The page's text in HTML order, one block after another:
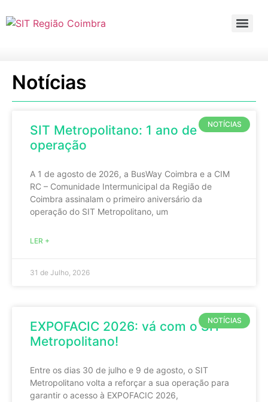
Notícias
NOTÍCIAS
SIT Metropolitano: 1 ano de
operação
A 1 de agosto de 2026, a BusWay Coimbra e a CIM
RC – Comunidade Intermunicipal da Região de
Coimbra assinalam o primeiro aniversário da
operação do SIT Metropolitano, um
LER +
31 de Julho, 2026
NOTÍCIAS
EXPOFACIC 2026: vá com o SIT
Metropolitano!
Entre os dias 30 de julho e 9 de agosto, o SIT
Metropolitano volta a reforçar a sua operação para
garantir o acesso à EXPOFACIC 2026,